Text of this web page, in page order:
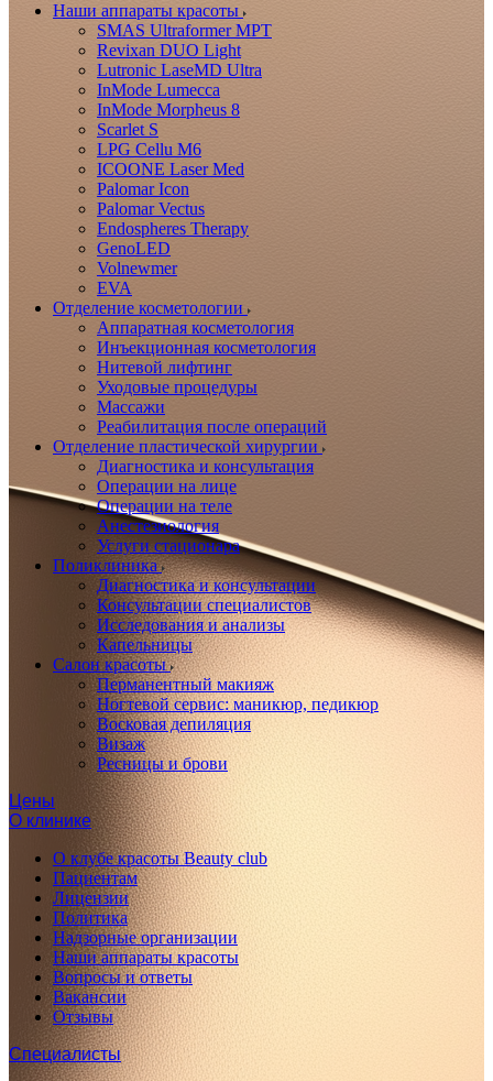
Наши аппараты красоты
SMAS Ultraformer MPT
Revixan DUO Light
Lutronic LaseMD Ultra
InMode Lumecca
InMode Morpheus 8
Scarlet S
LPG Cellu M6
ICOONE Laser Med
Palomar Icon
Palomar Vectus
Endospheres Therapy
GenoLED
Volnewmer
EVA
Отделение косметологии
Аппаратная косметология
Инъекционная косметология
Нитевой лифтинг
Уходовые процедуры
Массажи
Реабилитация после операций
Отделение пластической хирургии
Диагностика и консультация
Операции на лице
Операции на теле
Анестезиология
Услуги стационара
Поликлиника
Диагностика и консультации
Консультации специалистов
Исследования и анализы
Капельницы
Салон красоты
Перманентный макияж
Ногтевой сервис: маникюр, педикюр
Восковая депиляция
Визаж
Ресницы и брови
Цены
О клинике
О клубе красоты Beauty club
Пациентам
Лицензии
Политика
Надзорные организации
Наши аппараты красоты
Вопросы и ответы
Вакансии
Отзывы
Специалисты